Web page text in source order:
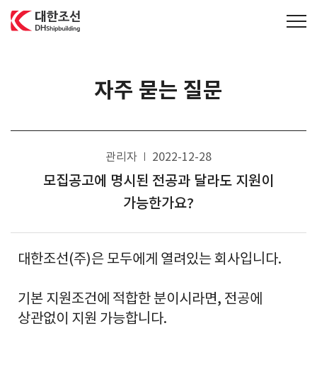
자주 묻는 질문
관리자 2022-12-28
모집공고에 명시된 전공과 달라도 지원이
가능한가요?
대한조선(주)은 모두에게 열려있는 회사입니다.
기본 지원조건에 적합한 분이시라면, 전공에
상관없이 지원 가능합니다.